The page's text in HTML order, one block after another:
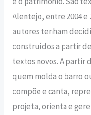
Alentejo, entre 2004 e
autores tenham
construídos a partir
textos novos. A partir
quem molda o barro
compõe e canta,
projeta, orienta e